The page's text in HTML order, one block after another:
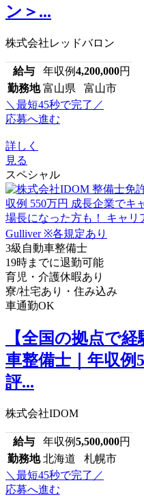
ン＞...
株式会社レッドバロン
給与 年収例4,200,000円
勤務地 富山県 富山市
＼最短45秒で完了／
応募へ進む
詳しく
見る
スペシャル
3級自動車整備士
19時までに退勤可能
育児・介護休暇あり
寮/社宅あり・住み込み
車通勤OK
【全国の拠点で
車整備士｜年収例
評...
株式会社IDOM
給与 年収例5,500,000円
勤務地 北海道 札幌市
＼最短45秒で完了／
応募へ進む